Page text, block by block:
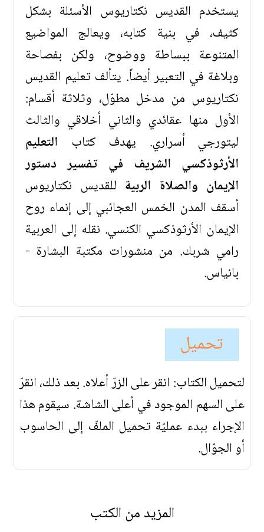
يستخدم القديس نكتاريوس الأسئلة بشكل
كثيف، في بنية كتابه، ويعالج المواضيع
المتنوعة ببساطة ووضوح، ولكن بفصاحة
وبلاغة في التعبير أيضاً. يتألف تعليم القديس
نكتاريوس من مدخل مطوّل، وثلاثة أقسام:
الأول منها عقائدي والثاني أخلاقي والثالث
ليتورجي أسراري. يهدف كتاب التعليم
الأرثوذكسي الشريف في تفسير دستور
الإيمان والصلاة الربية للقديس نكتاريوس
أسقف المدن الخمس العجائبي إلى إنماء روح
الإيمان الأرثوذكسي الكنسي. نقله إلى العربية
رامي شربك. من منشورات مكتبة البشارة -
بانياس.
تحميل
لتحميل الكتاب: انقر على الزرّ أعلاه. بعد ذلك، انقرّ
على السهم الموجود في أعلى الشاشة. سيقوم هذا
الإجراء ببدء عمليّة تحميل الملفّ إلى الحاسوب
أو الجوّال.
المزيد من الكتب